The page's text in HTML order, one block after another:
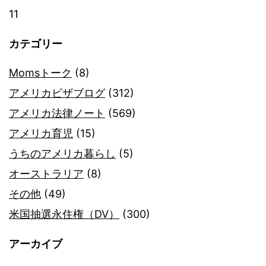
11
カテゴリー
Momsトーク (8)
アメリカビザブログ(312)
アメリカ法律ノート (569)
アメリカ育児 (15)
うちのアメリカ暮らし (5)
オーストラリア (8)
その他 (49)
米国抽選永住権（DV）
(300)
アーカイブ